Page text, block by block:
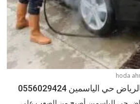
حي الياسمين 0556029424